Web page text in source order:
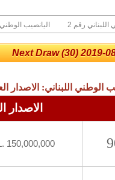
3 اليانصيب اللبناني رقم
Draw (30) 2019-
الوطني اللبناني: الاصدار
الاصدار
150,000,000